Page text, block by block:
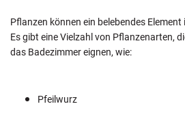
Pflanzen können ein belebendes
Es gibt eine Vielzahl von Pflanzenarten,
das Badezimmer eignen, wie:
Pfeilwurz